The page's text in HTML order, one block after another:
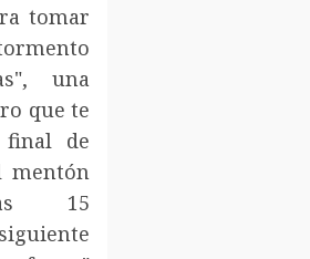
tomar
una
que te
final de
mentón
15